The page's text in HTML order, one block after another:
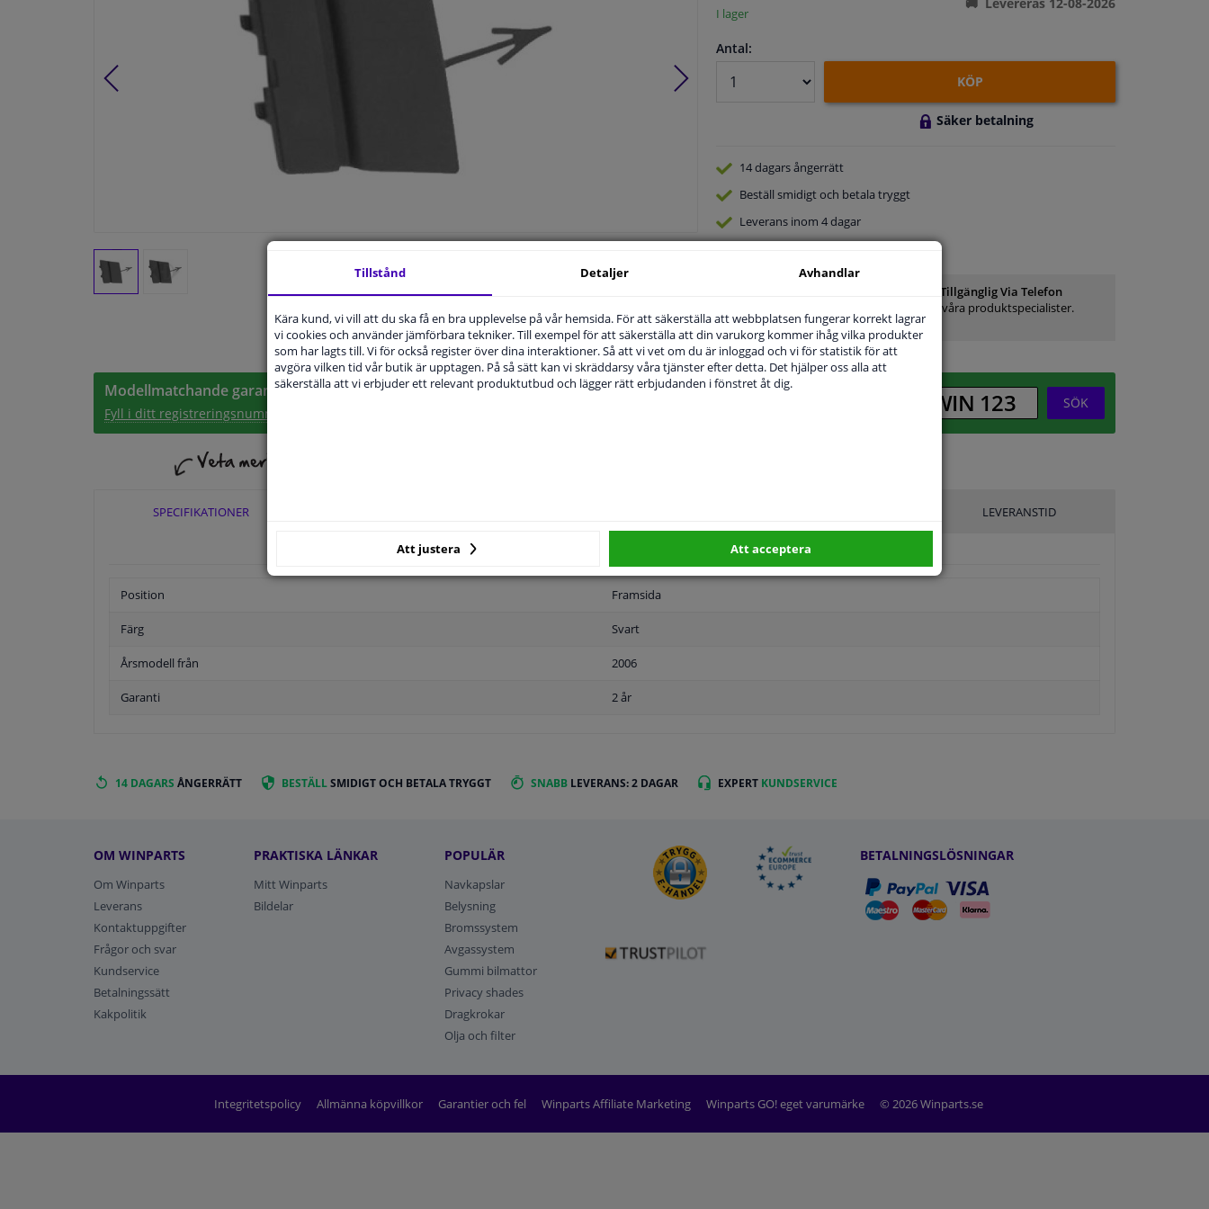
Tillverkare kod:
I lager
Antal:
KÖP
Säker betalning
14 dagarsångerrätt
Beställ smidigt och betala tryggt
Leverans inom 4 dagar
Inte Tillgänglig Via Telefon
Ställ din fråga hos våra produktspecialister.
Frågor Och Svar
Modellmatchande garanti, Hitta rätt bildelar.
Fyll i ditt registreringsnummer
SÖK
SPECIFIKATIONER LEVERANSTID
Position Framsida
Färg Svart
Årsmodell från 2006
Garanti 2 år
14 DAGARS ÅNGERRÄTT BESTÄLLSMIDIGT OCH BETALA TRYGGT SNABB LEVERANS: 2 DAGAR EXPERT KUNDSERVICE
OM WINPARTS
Om Winparts
Leverans
Kontaktuppgifter
Frågor och svar
Kundservice
Betalningssätt
Kakpolitik
PRAKTISKA LÄNKAR
Mitt Winparts
Bildelar
POPULÄR
Navkapslar
Belysning
Bromssystem
Avgassystem
Gummi bilmattor
Privacy shades
Dragkrokar
Olja och filter
BETALNINGSLÖSNINGAR
Integritetspolicy Allmänna köpvillkor Garantier och fel Winparts Affiliate Marketing Winparts GO! eget varumärke © 2026 Winparts.se
Tillstånd Detaljer Avhandlar
Kära kund, vi vill att du ska få en bra upplevelse på vår hemsida. För att säkerställa att webbplatsen fungerar korrekt lagrar
vi cookies och använder jämförbara tekniker. Till exempel för att säkerställa att din varukorg kommer ihåg vilka produkter
som har lagts till. Vi för också register över dina interaktioner. Så att vi vet om du är inloggad och vi för statistik för att
avgöra vilken tid vår butik är upptagen. På så sätt kan vi skräddarsy våra tjänster efter detta. Det hjälper oss alla att
säkerställa att vi erbjuder ett relevant produktutbud och lägger rätt erbjudanden i fönstret åt dig.
Att justera Att acceptera